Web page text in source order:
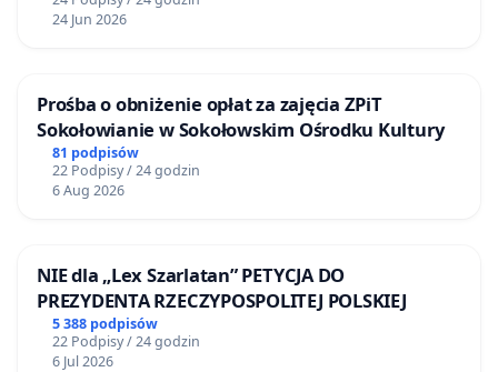
24 Jun 2026
Prośba o obniżenie opłat za zajęcia ZPiT
Sokołowianie w Sokołowskim Ośrodku Kultury
81 podpisów
22 Podpisy / 24 godzin
6 Aug 2026
NIE dla „Lex Szarlatan” PETYCJA DO
PREZYDENTA RZECZYPOSPOLITEJ POLSKIEJ
5 388 podpisów
22 Podpisy / 24 godzin
6 Jul 2026